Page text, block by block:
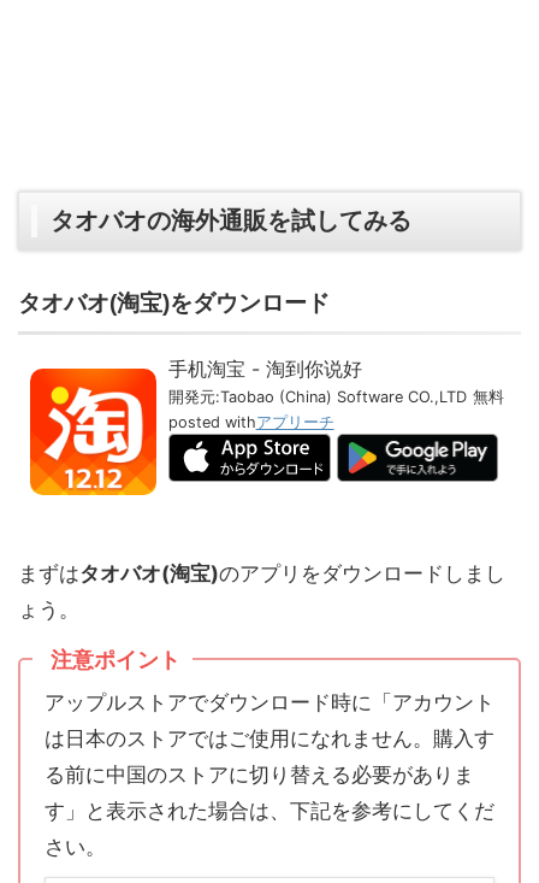
タオバオの海外通販を試してみる
タオバオ(淘宝)をダウンロード
手机淘宝 - 淘到你说好
開発元:Taobao (China) Software CO.,LTD 無料
posted withアプリーチ
まずはタオバオ(淘宝)のアプリをダウンロードしまし
ょう。
注意ポイント
アップルストアでダウンロード時に「アカウント
は日本のストアではご使用になれません。購入す
る前に中国のストアに切り替える必要がありま
す」と表示された場合は、下記を参考にしてくだ
さい。